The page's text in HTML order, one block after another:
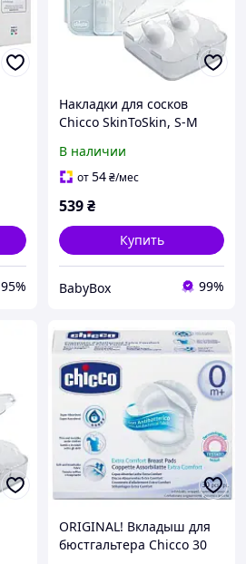
95%
Накладки для сосков
Chicco SkinToSkin, S-M
В наличии
от54₴/мес
539₴
Купить
BabyBox 99%
ORIGINAL! Вкладыш для
бюстгальтера Chicco 30